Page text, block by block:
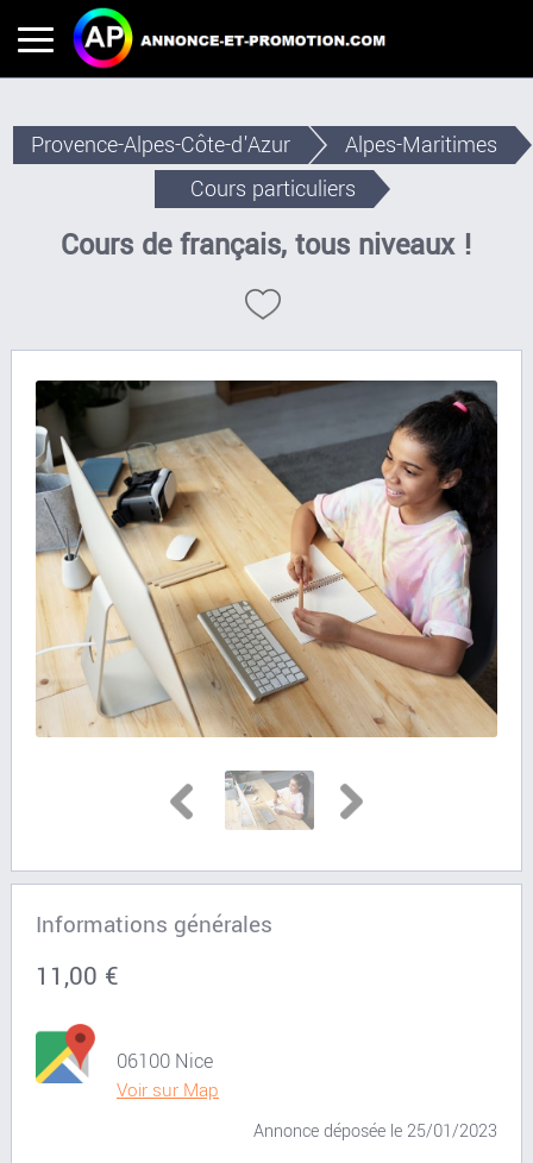
Provence-Alpes-Côte-d'Azur
Alpes-Maritimes
Cours particuliers
Cours de français, tous niveaux !
Informations générales
11,00 €
06100 Nice
Voir sur Map
Annonce déposée le 25/01/2023